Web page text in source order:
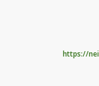
https://